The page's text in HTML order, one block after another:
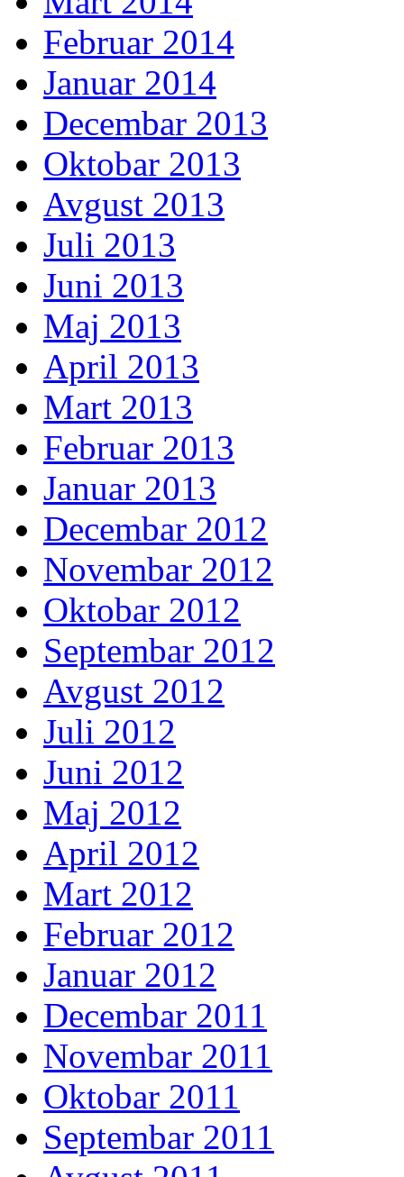
Februar 2014
Januar 2014
Decembar 2013
Oktobar 2013
Avgust 2013
Juli 2013
Juni 2013
Maj 2013
April 2013
Mart 2013
Februar 2013
Januar 2013
Decembar 2012
Novembar 2012
Oktobar 2012
Septembar 2012
Avgust 2012
Juli 2012
Juni 2012
Maj 2012
April 2012
Mart 2012
Februar 2012
Januar 2012
Decembar 2011
Novembar 2011
Oktobar 2011
Septembar 2011